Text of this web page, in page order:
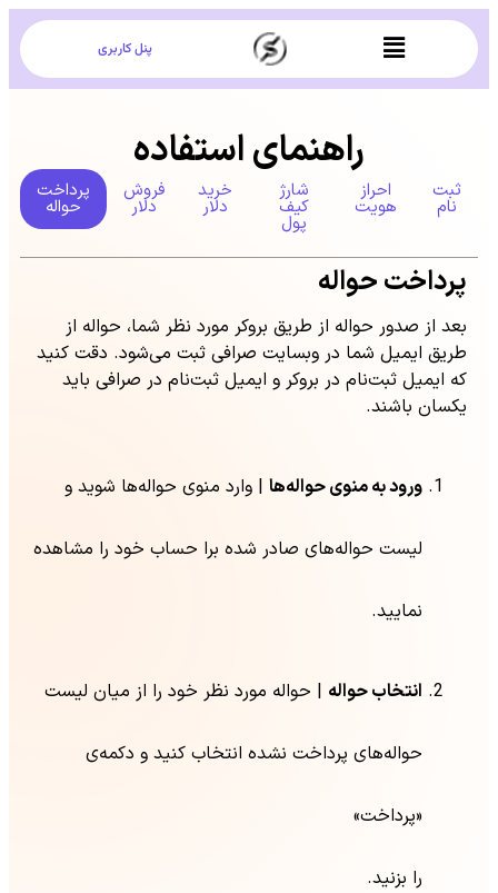
پنل کاربری
راهنمای استفاده
ثبت
نام
احراز
هویت
شارژ
کیف
پول
خرید
دلار
فروش
دلار
پرداخت
حواله
پرداخت حواله
بعد از صدور حواله از طریق بروکر مورد نظر شما، حواله از
طریق ایمیل شما در وبسایت صرافی ثبت می‌شود. دقت کنید
که ایمیل ثبت‌نام در بروکر و ایمیل ثبت‌نام در صرافی باید
یکسان باشند.
ورود به منوی حواله‌ها | وارد منوی حواله‌ها شوید و
لیست حواله‌های صادر شده برا حساب خود را مشاهده
نمایید.
انتخاب حواله | حواله مورد نظر خود را از میان لیست
حواله‌های پرداخت نشده انتخاب کنید و دکمه‌ی
«پرداخت»
را بزنید.